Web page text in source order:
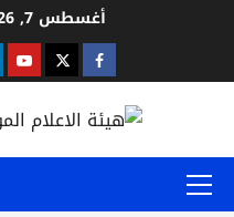
المحتوى
أغسطس 7, 2026
facebook
Twitter
القائمة